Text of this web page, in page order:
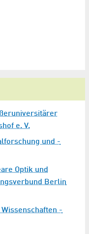
e. V.
und -
Optik und
Berlin
-